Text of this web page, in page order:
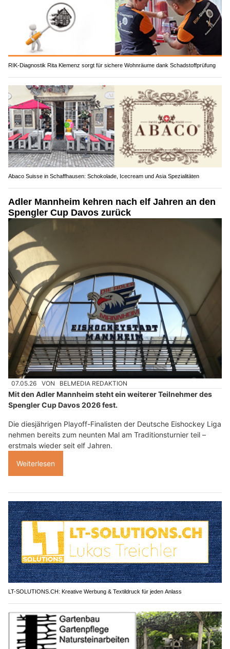
RIK-Diagnostik Rita Klemenz sorgt für sichere Wohnräume dank Schadstoffprüfung
Abaco Suisse in Schaffhausen: Schokolade, Icecream und Asia Spezialitäten
Adler Mannheim kehren nach elf Jahren an den
Spengler Cup Davos zurück
07.05.26 VON BELMEDIA REDAKTION
Mit den Adler Mannheim steht ein weiterer Teilnehmer des
Spengler Cup Davos 2026 fest.
Die diesjährigen Playoff-Finalisten der Deutsche Eishockey Liga
nehmen bereits zum neunten Mal am Traditionsturnier teil –
erstmals wieder seit elf Jahren.
Weiterlesen
LT-SOLUTIONS.CH: Kreative Werbung & Textildruck für jeden Anlass